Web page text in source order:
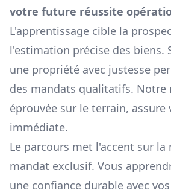
votre future réussite
L'apprentissage cible la
l'estimation précise des biens.
une propriété avec justesse
des mandats qualitatifs. Notre
éprouvée sur le terrain,
immédiate.
Le parcours met l'accent sur la
mandat exclusif. Vous
une confiance durable avec